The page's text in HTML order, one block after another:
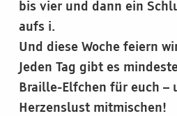
bis vier und dann ein
aufs i.
Und diese Woche feiern
Jeden Tag gibt es
Braille-Elfchen für euch –
Herzenslust mitmischen!